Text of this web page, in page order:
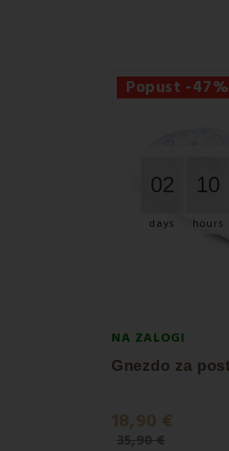
Popust -47%
02
days
10
hours
NA ZALOGI
18,90 €
35,90 €